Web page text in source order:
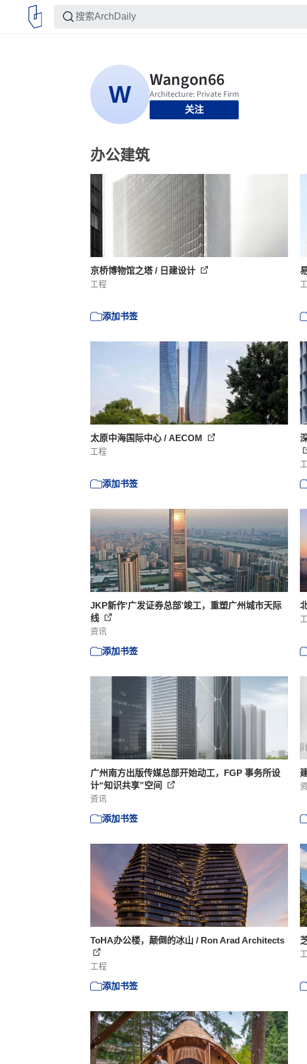
关注
办公建筑
京桥博物馆之塔 / 日建设计
工程
添加书签
太原中海国际中心 / AECOM
工程
添加书签
JKP新作‘广发证券总部’竣工，重塑广州城市天际
线
资讯
添加书签
广州南方出版传媒总部开始动工，FGP 事务所设
计“知识共享”空间
资讯
添加书签
ToHA办公楼，颠倒的冰山 / Ron Arad Architects
工程
添加书签